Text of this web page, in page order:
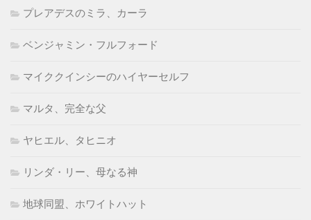
プレアデスのミラ、カーラ
ベンジャミン・フルフォード
マイククインシーのハイヤーセルフ
マルタ、完全な父
ヤヒエル、タヒニオ
リンダ・リー、母なる神
地球同盟、ホワイトハット